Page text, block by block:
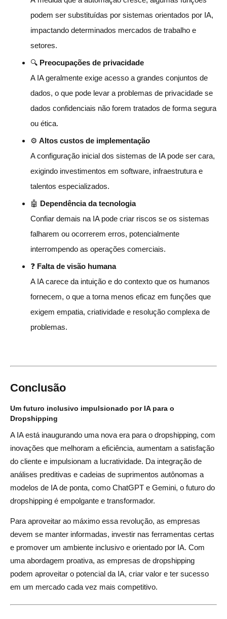
podem ser substituídas por sistemas orientados por IA,
impactando determinados mercados de trabalho e
setores.
🔍 Preocupações de privacidade
A IA geralmente exige acesso a grandes conjuntos de
dados, o que pode levar a problemas de privacidade se
dados confidenciais não forem tratados de forma segura
ou ética.
⚙️ Altos custos de implementação
A configuração inicial dos sistemas de IA pode ser cara,
exigindo investimentos em software, infraestrutura e
talentos especializados.
🤖 Dependência da tecnologia
Confiar demais na IA pode criar riscos se os sistemas
falharem ou ocorrerem erros, potencialmente
interrompendo as operações comerciais.
❓ Falta de visão humana
A IA carece da intuição e do contexto que os humanos
fornecem, o que a torna menos eficaz em funções que
exigem empatia, criatividade e resolução complexa de
problemas.
Conclusão
Um futuro inclusivo impulsionado por IA para o
Dropshipping
A IA está inaugurando uma nova era para o dropshipping, com
inovações que melhoram a eficiência, aumentam a satisfação
do cliente e impulsionam a lucratividade. Da integração de
análises preditivas e cadeias de suprimentos autônomas a
modelos de IA de ponta, como ChatGPT e Gemini, o futuro do
dropshipping é empolgante e transformador.
Para aproveitar ao máximo essa revolução, as empresas
devem se manter informadas, investir nas ferramentas certas
e promover um ambiente inclusivo e orientado por IA. Com
uma abordagem proativa, as empresas de dropshipping
podem aproveitar o potencial da IA, criar valor e ter sucesso
em um mercado cada vez mais competitivo.